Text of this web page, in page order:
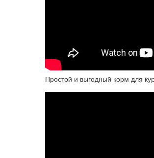
Простой и выгодный корм для